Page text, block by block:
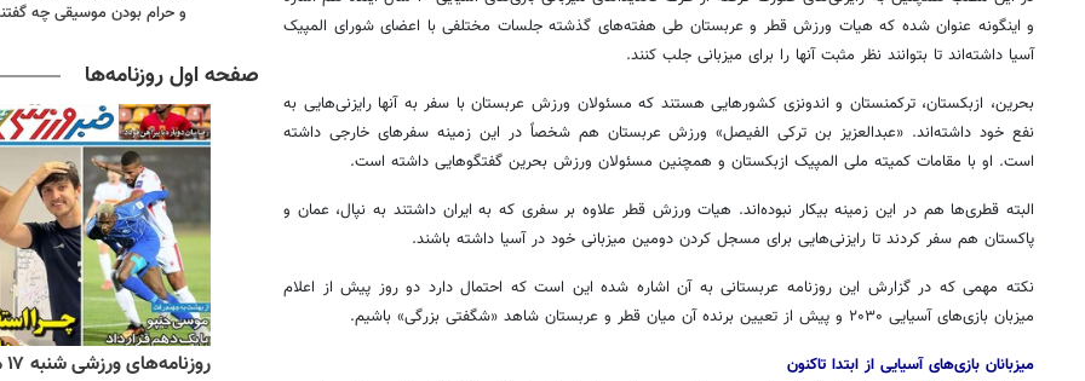
و اینگونه عنوان شده که هیات ورزش قطر و عربستان طی هفته‌های گذشته جلسات مختلفی با اعضای شورای المپیک
آسیا داشته‌اند تا بتوانند نظر مثبت آنها را برای میزبانی جلب کنند.
بحرین، ازبکستان، ترکمنستان و اندونزی کشورهایی هستند که مسئولان ورزش عربستان با سفر به آنها رایزنی‌هایی به
نفعخود داشته‌اند. «عبدالعزیز بن ترکی الفیصل» ورزش عربستان هم شخصاً در این زمینه سفرهای خارجی داشته
است. او با مقامات کمیته ملی المپیک ازبکستان و همچنین مسئولان ورزش بحرین گفتگوهایی داشته است.
البته قطری‌ها هم در این زمینه بیکار نبوده‌اند. هیاتورزش قطر علاوه بر سفری که به ایران داشتند به نپال، عمان و
پاکستان هم سفر کردند تا رایزنی‌هایی برای مسجل کردن دومین میزبانی خود در آسیا داشته باشند.
نکته مهمی که در گزارش این روزنامه عربستانی به آن اشاره شده این است که احتمال دارد دو روز پیش از اعلام
میزبان بازی‌های آسیایی ۲۰۳۰ و پیش از تعیین برنده آن میان قطر و عربستان شاهد «شگفتی بزرگی» باشیم.
میزبانان بازی‌های آسیایی از ابتدا تاکنون
و حرام بودن موسیقی چه
صفحه اول روزنامه‌ها
روزنامه‌های صبح شنبه ۱۷ مرداد ۱۴۰۵ روزنامه‌های ورزشی شنبه ۱۷ مرداد ۱۴۰۵